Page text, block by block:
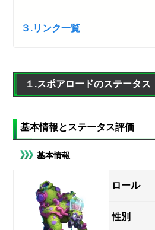
３.リンク一覧
１.スポアロードのステータス
基本情報とステータス評価
基本情報
ロール
性別